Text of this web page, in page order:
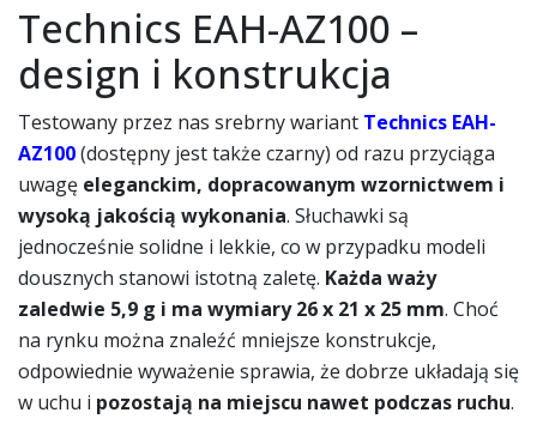
Technics EAH-AZ100 –
design i konstrukcja
Testowany przez nas srebrny wariant Technics EAH-
AZ100(dostępny jest także czarny) od razu przyciąga
uwagę eleganckim, dopracowanym wzornictwem i
wysoką jakością wykonania. Słuchawki są
jednocześnie solidne i lekkie, co w przypadku modeli
dousznych stanowi istotną zaletę. Każda waży
zaledwie 5,9 g i ma wymiary 26 x 21 x 25 mm. Choć
na rynku można znaleźć mniejsze konstrukcje,
odpowiednie wyważenie sprawia, że dobrze układają się
w uchu i pozostają na miejscu nawet podczas ruchu.